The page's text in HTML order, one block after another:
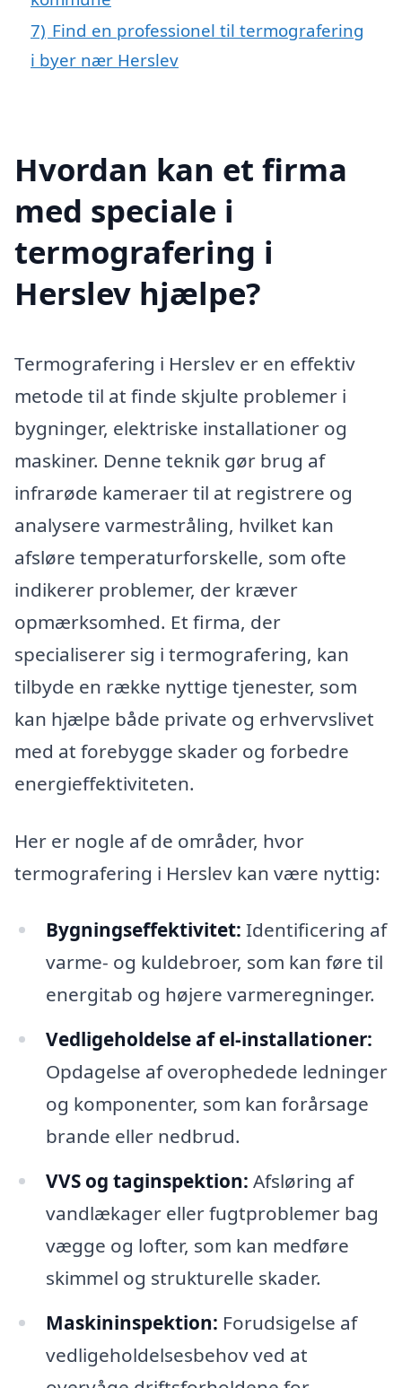
7) Find en professionel til termografering
i byer nær Herslev
Hvordan kan et firma
med speciale i
termografering i
Herslev hjælpe?
Termografering i Herslev er en effektiv
metode til at finde skjulte problemer i
bygninger, elektriske installationer og
maskiner. Denne teknik gør brug af
infrarøde kameraer til at registrere og
analysere varmestråling, hvilket kan
afsløre temperaturforskelle, som ofte
indikerer problemer, der kræver
opmærksomhed. Et firma, der
specialiserer sig i termografering, kan
tilbyde en række nyttige tjenester, som
kan hjælpe både private og erhvervslivet
med at forebygge skader og forbedre
energieffektiviteten.
Her er nogle af de områder, hvor
termografering i Herslev kan være nyttig:
Bygningseffektivitet: Identificering af
varme- og kuldebroer, som kan føre til
energitab og højere varmeregninger.
Vedligeholdelse af el-installationer:
Opdagelse af overophedede ledninger
og komponenter, som kan forårsage
brande eller nedbrud.
VVS og taginspektion: Afsløring af
vandlækager eller fugtproblemer bag
vægge og lofter, som kan medføre
skimmel og strukturelle skader.
Maskininspektion: Forudsigelse af
vedligeholdelsesbehov ved at